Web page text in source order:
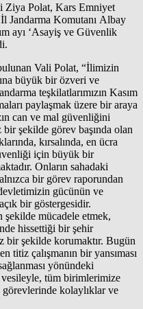
Ziya Polat, Kars Emniyet
Jandarma Komutanı Albay
ayı ‘Asayiş ve Güvenlik
Vali Polat, “İlimizin
büyük bir özveri ve
teşkilatlarımızın Kasım
paylaşmak üzere bir araya
can ve mal güvenliğini
şekilde görev başında olan
kırsalında, en ücra
için büyük bir
Onların sahadaki
bir görev raporundan
gücünün ve
bir göstergesidir.
mücadele etmek,
hissettiği bir şehir
bir şekilde korumaktır. Bugün
titiz çalışmanın bir yansıması
yönündeki
vesileyle, tüm birimlerimize
kolaylıklar ve